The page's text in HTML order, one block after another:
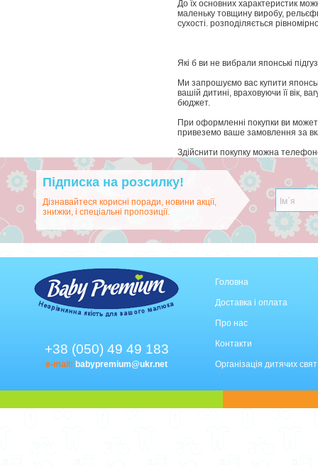
До їх основних характеристик
маленьку товщину виробу,
сухості. розподіляється
Які б ви не вибрали японські
Ми запрошуємо вас купити
вашій дитині, враховуючи її вік,
бюджет.
При оформленні покупки ви
привеземо ваше замовлення за
Здійснити покупку можна
Підписка на розсилку!
Дізнавайтеся корисні поради, новини акції,
знижки, і спеціальні пропозиції.
+38 (050) 49 49 183
e-mail: babypremium@ukr.net
Головна
Доставка і оплата
Про нас
Контакти
Організація дитячих свят